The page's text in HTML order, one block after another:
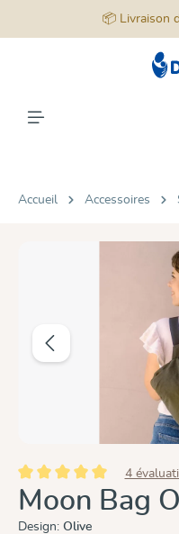
📦 Livraison
Accueil Accessoires
Note moyenne de 5 sur 5
4
Moon Bag
Design: Olive